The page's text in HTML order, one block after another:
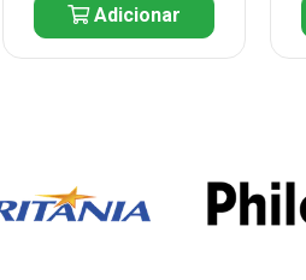
Adicionar